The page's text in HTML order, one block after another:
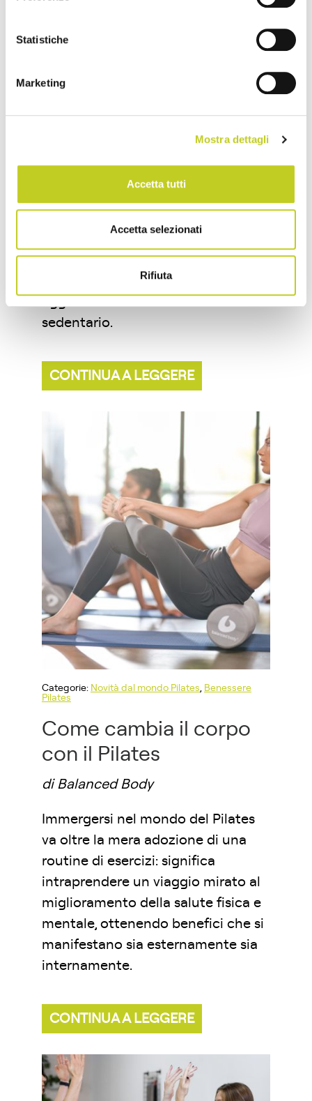
Statistiche
Marketing
Mostra dettagli
Accetta tutti
Accetta selezionati
Rifiuta
ecco le migliori
soluzioni
Praticare Pilates si rivela una
ridurre il dolore. Spesso, questo
disagio deriva da posture scorrette,
sedentario.
CONTINUA A LEGGERE
Categorie: Novità dal mondo Pilates, Benessere
Pilates
Come cambia il corpo
con il Pilates
di Balanced Body
Immergersi nel mondo del Pilates
va oltre la mera adozione di una
routine di esercizi: significa
intraprendere un viaggio mirato al
miglioramento della salute fisica e
mentale, ottenendo benefici che si
manifestano sia esternamente sia
internamente.
CONTINUA A LEGGERE